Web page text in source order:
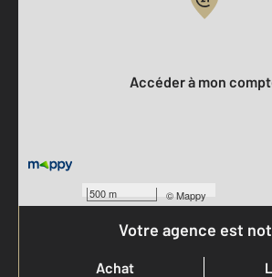
500 m ©Mappy
Accéder à mon
Votre agence est
Achat